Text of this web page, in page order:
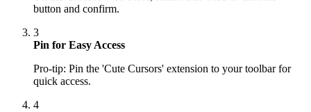
button and confirm.
3
Pin for Easy Access
Pro-tip: Pin the 'Cute Cursors' extension to your toolbar for
quick access.
4